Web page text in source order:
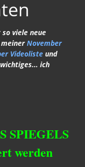
so viele neue
November
Videoliste und
ich
SPIEGELS
werden